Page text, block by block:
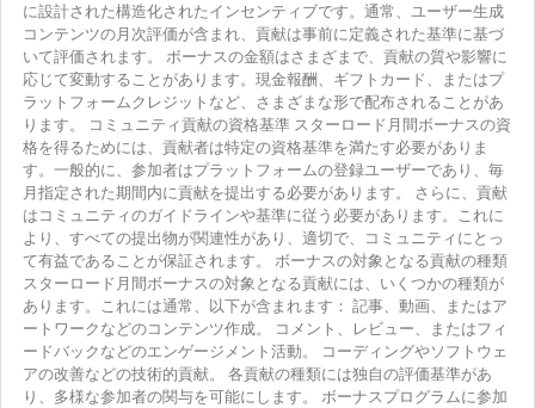
に設計された構造化されたインセンティブです。通常、ユーザー生成
コンテンツの月次評価が含まれ、貢献は事前に定義された基準に基づ
いて評価されます。 ボーナスの金額はさまざまで、貢献の質や影響に
応じて変動することがあります。現金報酬、ギフトカード、またはプ
ラットフォームクレジットなど、さまざまな形で配布されることがあ
ります。 コミュニティ貢献の資格基準 スターロード月間ボーナスの資
格を得るためには、貢献者は特定の資格基準を満たす必要がありま
す。一般的に、参加者はプラットフォームの登録ユーザーであり、毎
月指定された期間内に貢献を提出する必要があります。 さらに、貢献
はコミュニティのガイドラインや基準に従う必要があります。これに
より、すべての提出物が関連性があり、適切で、コミュニティにとっ
て有益であることが保証されます。 ボーナスの対象となる貢献の種類
スターロード月間ボーナスの対象となる貢献には、いくつかの種類が
あります。これには通常、以下が含まれます： 記事、動画、またはア
ートワークなどのコンテンツ作成。 コメント、レビュー、またはフィ
ードバックなどのエンゲージメント活動。 コーディングやソフトウェ
アの改善などの技術的貢献。 各貢献の種類には独自の評価基準があ
り、多様な参加者の関与を可能にします。 ボーナスプログラムに参加